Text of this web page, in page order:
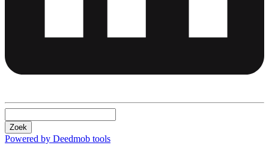
Zoek
Powered by Deedmob tools